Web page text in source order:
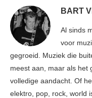
BART
Al sinds
voor
gegroeid. Muziek die
meest aan, maar als het
volledige aandacht. Of
elektro, pop, rock, world